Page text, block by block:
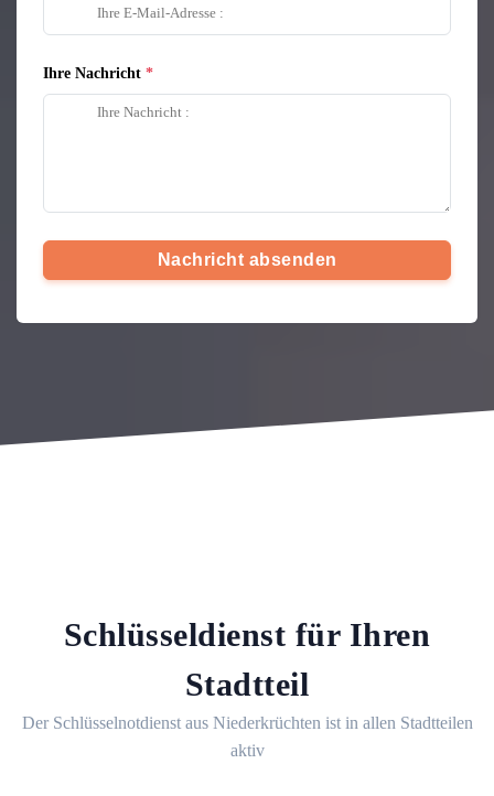
Ihre Nachricht
Nachricht absenden
Schlüsseldienst für Ihren
Stadtteil
Der Schlüsselnotdienst aus Niederkrüchten ist in allen Stadtteilen
aktiv